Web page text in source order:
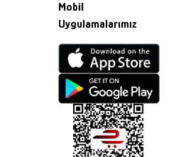
Mobil
Uygulamalarımız